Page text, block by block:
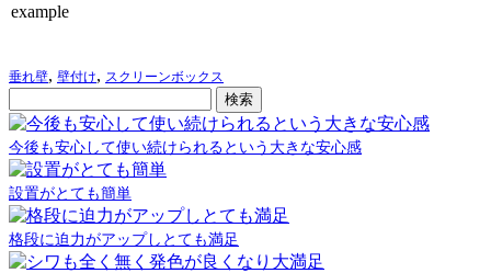
example
垂れ壁, 壁付け, スクリーンボックス
今後も安心して使い続けられるという大きな安心感
設置がとても簡単
格段に迫力がアップしとても満足